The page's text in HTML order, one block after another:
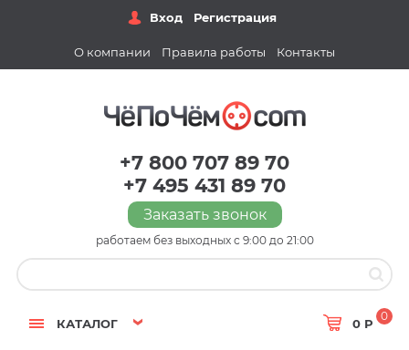
Вход Регистрация
О компании Правила работы Контакты
+7 800 707 89 70
+7 495 431 89 70
Заказать звонок
работаем без выходных с 9:00 до 21:00
КАТАЛОГ 0 Р
0